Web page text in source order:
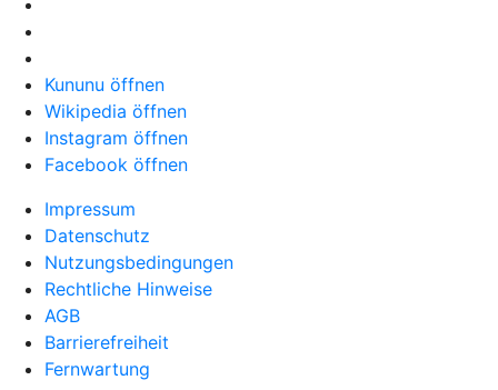
Kununu öffnen
Wikipedia öffnen
Instagram öffnen
Facebook öffnen
Impressum
Datenschutz
Nutzungsbedingungen
Rechtliche Hinweise
AGB
Barrierefreiheit
Fernwartung